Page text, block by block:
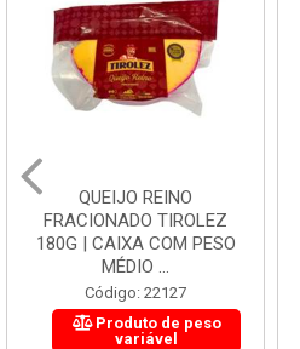
QUEIJO REINO
FRACIONADO TIROLEZ
180G | CAIXA COM PESO
MÉDIO ...
Código: 22127
Produto de peso
variável